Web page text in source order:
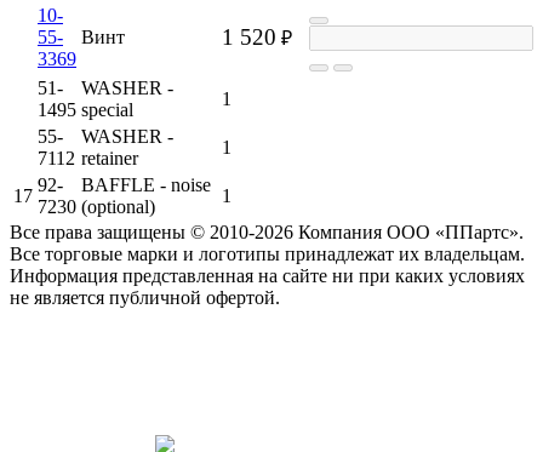
10-
55-
3369
Винт 1 520 ₽
51-
1495
WASHER -
special
1
55-
7112
WASHER -
retainer
1
17
92-
7230
BAFFLE - noise
(optional)
1
Все права защищены © 2010-2026 Компания ООО «ППартс».
Все торговые марки и логотипы принадлежат их владельцам.
Информация представленная на сайте ни при каких условиях
не является публичной офертой.